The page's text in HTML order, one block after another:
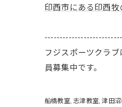
印西市にある印西
フジスポーツク
員募集中です。
船橋教室 志津教室 津田